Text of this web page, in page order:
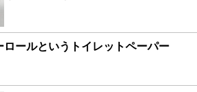
ロールというトイレットペーパー